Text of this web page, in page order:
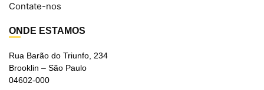
Contate-nos
ONDE ESTAMOS
Rua Barão do Triunfo, 234
Brooklin – São Paulo
04602-000